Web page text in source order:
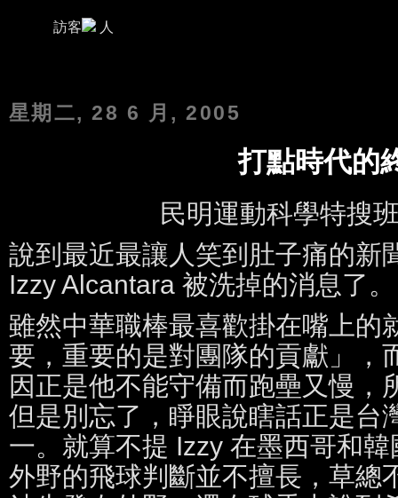
訪客 人
星期二, 28 6 月, 2005
打點時代的
民明運動科學特搜
說到最近最讓人笑到肚子痛的新
Izzy Alcantara 被洗掉的消息了。
雖然中華職棒最喜歡掛在嘴上的
要，重要的是對團隊的貢獻」，
因正是他不能守備而跑壘又慢，
但是別忘了，睜眼說瞎話正是台
一。就算不提 Izzy 在墨西哥和
外野的飛球判斷並不擅長，草總